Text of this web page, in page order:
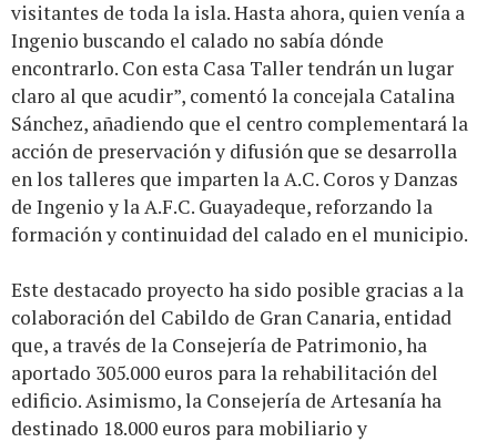
visitantes de toda la isla. Hasta ahora, quien venía a
Ingenio buscando el calado no sabía dónde
encontrarlo. Con esta Casa Taller tendrán un lugar
claro al que acudir”, comentó la concejala Catalina
Sánchez, añadiendo que el centro complementará la
acción de preservación y difusión que se desarrolla
en los talleres que imparten la A.C. Coros y Danzas
de Ingenio y la A.F.C. Guayadeque, reforzando la
formación y continuidad del calado en el municipio.
Este destacado proyecto ha sido posible gracias a la
colaboración del Cabildo de Gran Canaria, entidad
que, a través de la Consejería de Patrimonio, ha
aportado 305.000 euros para la rehabilitación del
edificio. Asimismo, la Consejería de Artesanía ha
destinado 18.000 euros para mobiliario y